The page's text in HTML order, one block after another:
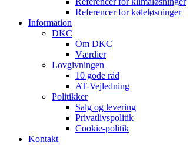
Referencer for køleløsninger
Information
DKC
Om DKC
Værdier
Lovgivningen
10 gode råd
AT-Vejledning
Politikker
Salg og levering
Privatlivspolitik
Cookie-politik
Kontakt